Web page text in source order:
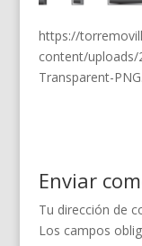
https://
content/uploads/
Transparent-
Enviar
Tu dirección de
Los campos